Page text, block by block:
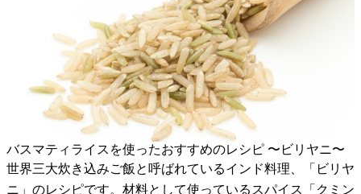
バスマティライスを使ったおすすめのレシピ 〜ビリヤニ〜
世界三大炊き込みご飯と呼ばれているインド料理、「ビリヤ
ニ」のレシピです。材料として使っているスパイス「クミン